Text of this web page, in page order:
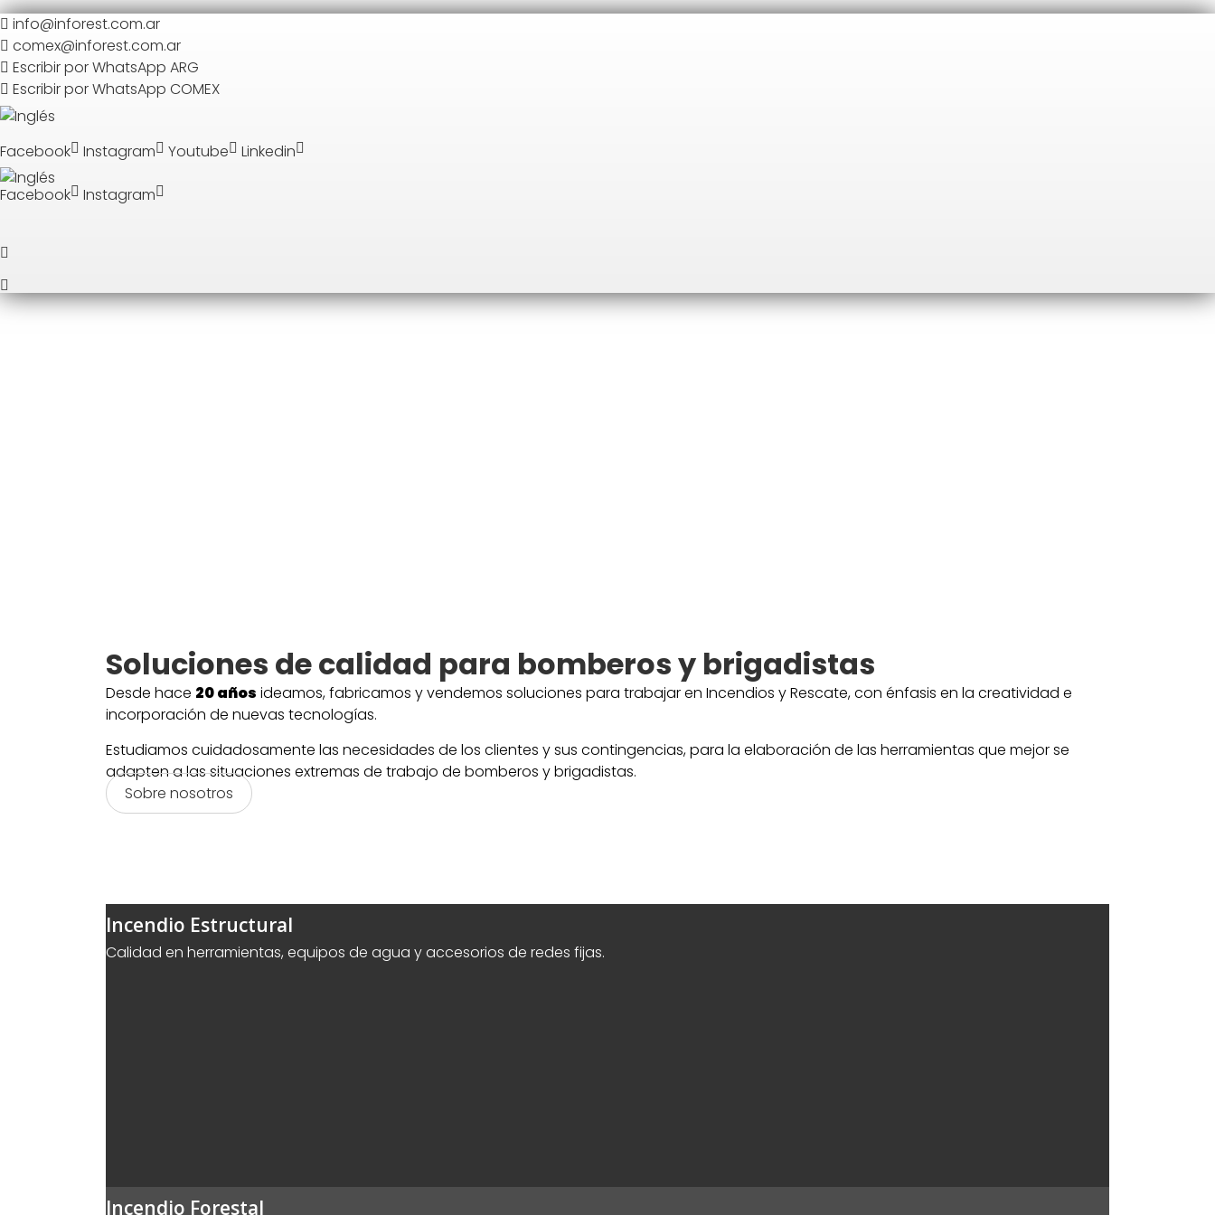
info@inforest.com.ar
comex@inforest.com.ar
Escribir por WhatsApp ARG
Escribir por WhatsApp COMEX
Facebook Instagram Youtube Linkedin
Facebook Instagram
Soluciones de calidad para bomberos y brigadistas
Desde hace 20años ideamos, fabricamos y vendemos soluciones para trabajar en Incendios y Rescate, con énfasis en la creatividad e
incorporación de nuevas tecnologías.
Estudiamos cuidadosamente las necesidades de los clientes y sus contingencias, para la elaboración de las herramientas que mejor se
adapten a las situaciones extremas de trabajo de bomberos y brigadistas.
Sobre nosotros
Incendio Estructural
Calidad en herramientas, equipos de agua y accesorios de redes fijas.
Incendio Forestal